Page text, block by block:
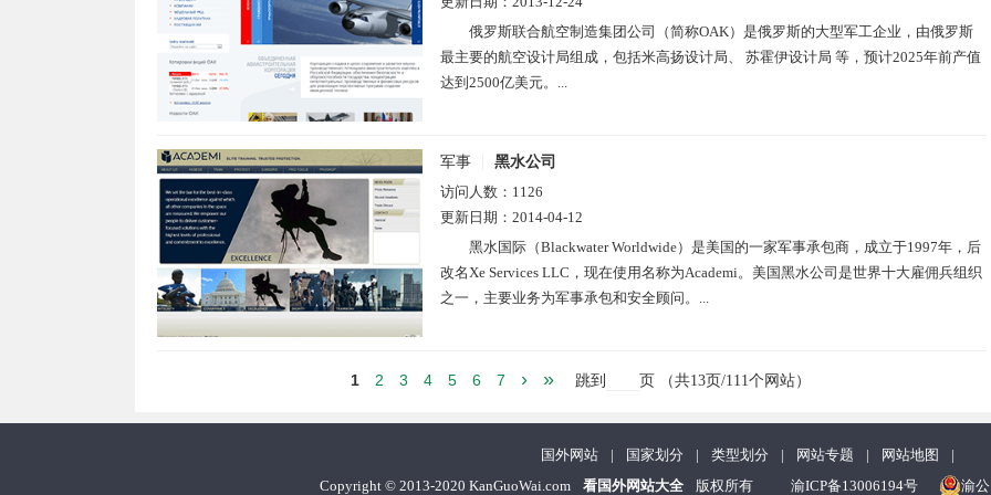
俄罗斯联合航空制造集团公司（简称OAK）是俄罗斯的大型军工企业，由俄罗斯
最主要的航空设计局组成，包括米高扬设计局、 苏霍伊设计局 等，预计2025年前产值
达到2500亿美元。...
军事
黑水公司
访问人数： 1126
更新日期： 2014-04-12
黑水国际（Blackwater Worldwide）是美国的一家军事承包商，成立于1997年，后
改名Xe Services LLC，现在使用名称为Academi。美国黑水公司是世界十大雇佣兵组织
之一，主要业务为军事承包和安全顾问。...
1 2 3 4 5 6 7 › » 跳到 页 （共13页/111个网站）
国外网站 | 国家划分 | 类型划分 | 网站专题 | 网站地图
|
Copyright ©2013-2020 KanGuoWai.com 看国外网站大全 版权所有 渝ICP备13006194号 渝